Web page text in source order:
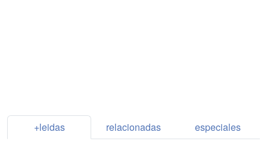
+leidas relacionadas
especiales